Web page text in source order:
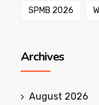
SPMB 2026
Archives
August 2026